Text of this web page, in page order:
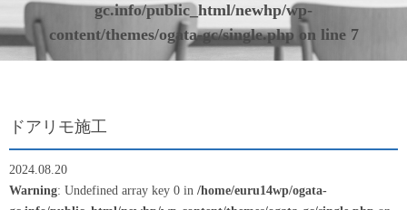
gc.info/public_html/newhp/wp-
content/themes/ogata-gc/single.php on line 7
ドアリモ施工
2024.08.20
Warning: Undefined array key 0 in /home/euru14wp/ogata-